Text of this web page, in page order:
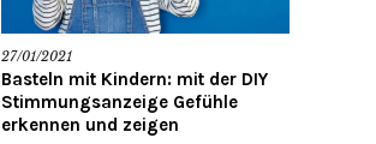
27/01/2021
Basteln mit Kindern: mit der DIY
Stimmungsanzeige Gefühle
erkennen und zeigen